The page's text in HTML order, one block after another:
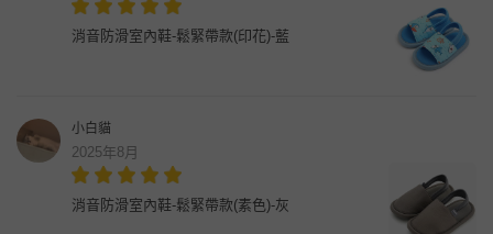
消音防滑室內鞋-鬆緊帶款(印花)-藍
小白貓
2025年8月
消音防滑室內鞋-鬆緊帶款(素色)-灰